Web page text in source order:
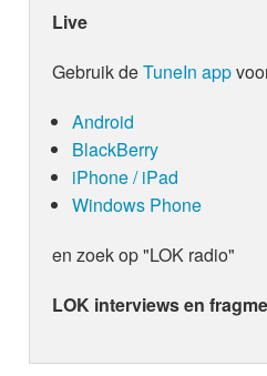
Live
Gebruik deTuneIn app
Android
BlackBerry
iPhone / iPad
Windows Phone
en zoek op "LOK radio"
LOK interviews en